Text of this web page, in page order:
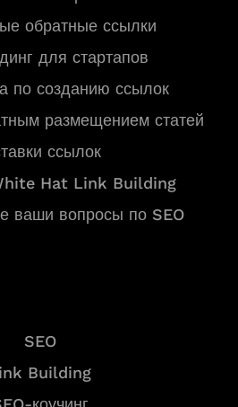
обратные ссылки
для стартапов
по созданию ссылок
размещением статей
ссылок
Hat Link Building
ваши вопросы по SEO
SEO
Building